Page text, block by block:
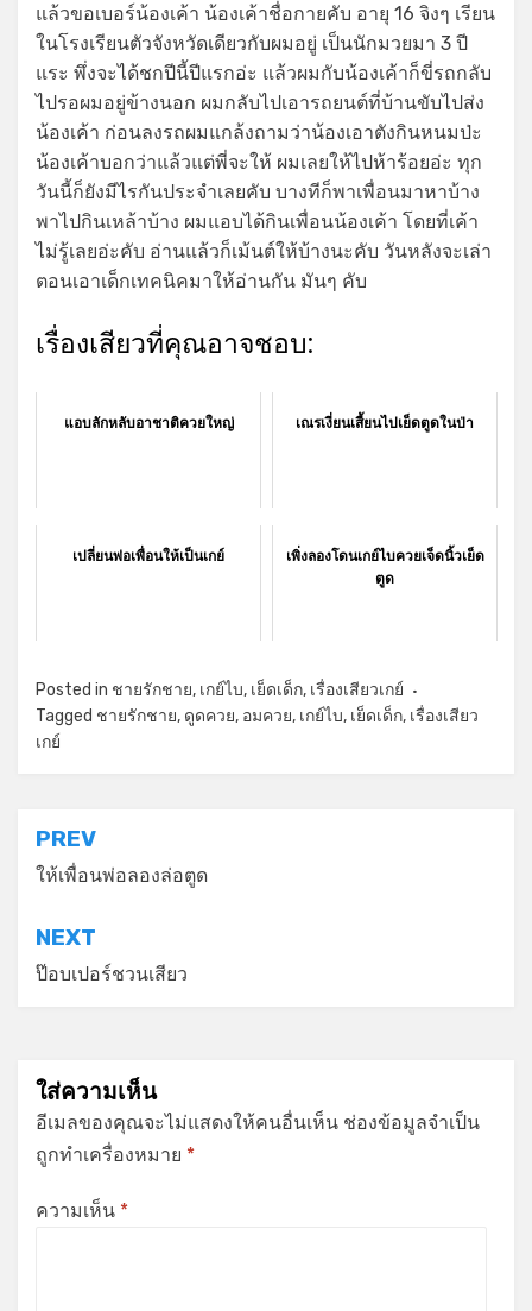
แล้วขอเบอร์น้องเค้า น้องเค้าชื่อกายคับ อายุ 16 จิงๆ เรียน
ในโรงเรียนตัวจังหวัดเดียวกับผมอยู่ เป็นนักมวยมา 3 ปี
แระ พึ่งจะได้ชกปีนี้ปีแรกอ่ะ แล้วผมกับน้องเค้าก็ขี่รถกลับ
ไปรอผมอยู่ข้างนอก ผมกลับไปเอารถยนต์ที่บ้านขับไปส่ง
น้องเค้า ก่อนลงรถผมแกล้งถามว่าน้องเอาตังกินหนมป่ะ
น้องเค้าบอกว่าแล้วแต่พี่จะให้ ผมเลยให้ไปห้าร้อยอ่ะ ทุก
วันนี้ก็ยังมีไรกันประจำเลยคับ บางทีก็พาเพื่อนมาหาบ้าง
พาไปกินเหล้าบ้าง ผมแอบได้กินเพื่อนน้องเค้า โดยที่เค้า
ไม่รู้เลยอ่ะคับ อ่านแล้วก็เม้นต์ให้บ้างนะคับ วันหลังจะเล่า
ตอนเอาเด็กเทคนิคมาให้อ่านกัน มันๆ คับ
เรื่องเสียวที่คุณอาจชอบ:
แอบลักหลับอาชาติควยใหญ่ เณรเงี่ยนเสี้ยนไปเย็ดตูดในป่า
เปลี่ยนพ่อเพื่อนให้เป็นเกย์
เพิ่งลองโดนเกย์ไบควยเจ็ดนิ้วเย็ด
ตูด
Posted in ชายรักชาย, เกย์ไบ, เย็ดเด็ก, เรื่องเสียวเกย์
Tagged ชายรักชาย, ดูดควย, อมควย, เกย์ไบ, เย็ดเด็ก, เรื่องเสียว
เกย์
แนะแนว
เรื่อง
PREV
ให้เพื่อนพ่อลองล่อตูด
NEXT
ป๊อบเปอร์ชวนเสียว
ใส่ความเห็น
อีเมลของคุณจะไม่แสดงให้คนอื่นเห็น ช่องข้อมูลจำเป็น
ถูกทำเครื่องหมาย *
ความเห็น *